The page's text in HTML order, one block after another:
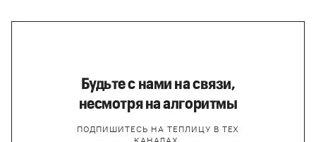
Будьте с нами на связи,
несмотря на алгоритмы
ПОДПИШИТЕСЬ НА ТЕПЛИЦУ В ТЕХ